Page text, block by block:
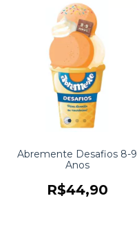
Abremente Desafios 8-9
Anos
R$44,90